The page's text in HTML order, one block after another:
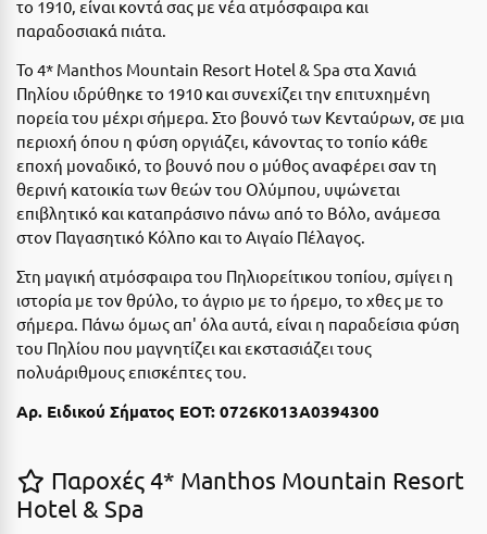
Ζάκυνθος
Η
Ηλεία
Ηράκλειο
Θ
Θάσος
Θεσσαλονίκη
Ι
Ιεράπετρα
Ικαρία
Ίος
το 1910, είναι κοντά σας με νέα ατμόσφαιρα και
παραδοσιακά πιάτα.
Το 4* Manthos Mountain Resort Hotel & Spa στα Χανιά
Πηλίου ιδρύθηκε το 1910 και συνεχίζει την επιτυχημένη
πορεία του μέχρι σήμερα. Στο βουνό των Κενταύρων, σε μια
περιοχή όπου η φύση οργιάζει, κάνοντας το τοπίο κάθε
εποχή μοναδικό, το βουνό που ο μύθος αναφέρει σαν τη
θερινή κατοικία των θεών του Ολύμπου, υψώνεται
επιβλητικό και καταπράσινο πάνω από το Βόλο, ανάμεσα
στον Παγασητικό Κόλπο και το Αιγαίο Πέλαγος.
Στη μαγική ατμόσφαιρα του Πηλιορείτικου τοπίου, σμίγει η
ιστορία με τον θρύλο, το άγριο με το ήρεμο, το χθες με το
σήμερα. Πάνω όμως απ' όλα αυτά, είναι η παραδείσια φύση
του Πηλίου που μαγνητίζει και εκστασιάζει τους
πολυάριθμους επισκέπτες του.
Αρ. Ειδικού Σήματος ΕΟΤ: 0726Κ013Α0394300
Παροχές 4* Manthos Mountain Resort
Hotel & Spa